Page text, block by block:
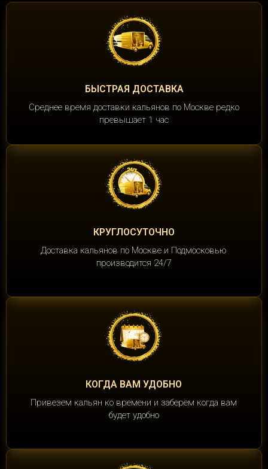
БЫСТРАЯ ДОСТАВКА
Среднее время доставки кальянов по Москве редко
превышает 1 час
КРУГЛОСУТОЧНО
Доставка кальянов по Москве и Подмосковью
производится 24/7
КОГДА ВАМ УДОБНО
Привезем кальян ко времени и заберем когда вам
будет удобно